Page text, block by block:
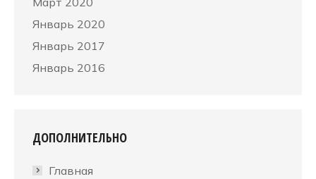
Январь 2020
Январь 2017
Январь 2016
ДОПОЛНИТЕЛЬНО
Главная